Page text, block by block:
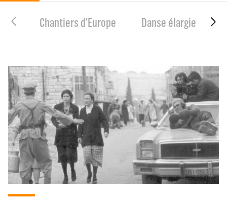
Chantiers d'Europe Danse élargie